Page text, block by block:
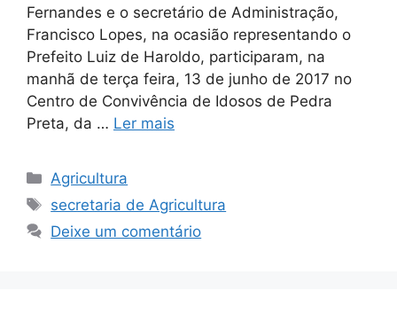
Fernandes e o secretário de Administração,
Francisco Lopes, na ocasião representando o
Prefeito Luiz de Haroldo, participaram, na
manhã de terça feira, 13 de junho de 2017 no
Centro de Convivência de Idosos de Pedra
Preta, da … Ler mais
Agricultura
secretaria de Agricultura
Deixe um comentário